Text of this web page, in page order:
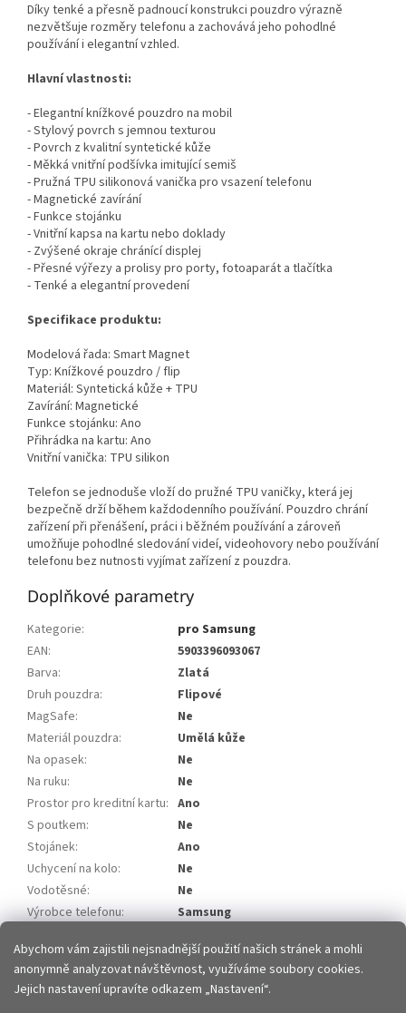
Abychom vám zajistili nejsnadnější použití našich stránek a mohli
anonymně analyzovat návštěvnost, využíváme soubory cookies.
Jejich nastavení upravíte odkazem „Nastavení“.
Díky tenké a přesně padnoucí konstrukci pouzdro výrazně
nezvětšuje rozměry telefonu a zachovává jeho pohodlné
používání i elegantní vzhled.
Hlavní vlastnosti:
- Elegantní knížkové pouzdro na mobil
- Stylový povrch s jemnou texturou
- Povrch z kvalitní syntetické kůže
- Měkká vnitřní podšívka imitující semiš
- Pružná TPU silikonová vanička pro vsazení telefonu
- Magnetické zavírání
- Funkce stojánku
- Vnitřní kapsa na kartu nebo doklady
- Zvýšené okraje chránící displej
- Přesné výřezy a prolisy pro porty, fotoaparát a tlačítka
- Tenké a elegantní provedení
Specifikace produktu:
Modelová řada: Smart Magnet
Typ: Knížkové pouzdro / flip
Materiál: Syntetická kůže + TPU
Zavírání: Magnetické
Funkce stojánku: Ano
Přihrádka na kartu: Ano
Vnitřní vanička: TPU silikon
Telefon se jednoduše vloží do pružné TPU vaničky, která jej
bezpečně drží během každodenního používání. Pouzdro chrání
zařízení při přenášení, práci i běžném používání a zároveň
umožňuje pohodlné sledování videí, videohovory nebo používání
telefonu bez nutnosti vyjímat zařízení z pouzdra.
Doplňkové parametry
Kategorie:
pro Samsung
EAN:
5903396093067
Barva:
Zlatá
Druh pouzdra:
Flipové
MagSafe:
Ne
Materiál pouzdra:
Umělá kůže
Na opasek:
Ne
Na ruku:
Ne
Prostor pro kreditní kartu: Ano
S poutkem:
Ne
Stojánek:
Ano
Uchycení na kolo:
Ne
Vodotěsné:
Ne
Výrobce telefonu:
Samsung